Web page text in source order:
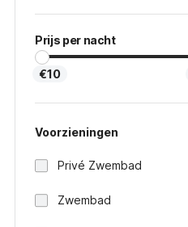
Prijs per nacht
€10
Voorzieningen
Privé Zwembad
Zwembad